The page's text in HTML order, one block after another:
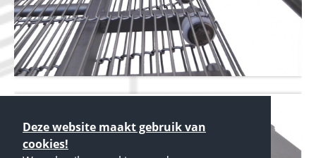
Deze website maakt gebruik van
cookies!